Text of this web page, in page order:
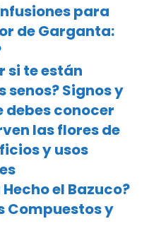
para
de Garganta:
si te están
senos? Signos y
debes conocer
las flores de
y usos
Hecho el Bazuco?
Compuestos y